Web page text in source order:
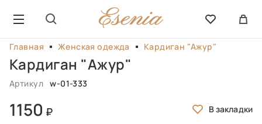
Главная Женская одежда Кардиган "Ажур"
Кардиган "Ажур"
Артикул w-01-333
1150